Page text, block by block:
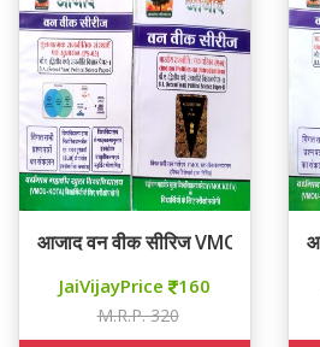
आजाद वन वीक सीरिज VMOU
JaiVijayPrice 160
M.R.P. 320